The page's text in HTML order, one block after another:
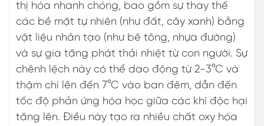
thị hóa nhanh chóng, bao gồm sự thay thế
các bề mặt tự nhiên (như đất, cây xanh) bằng
vật liệu nhân tạo (như bê tông, nhựa đường)
và sự gia tăng phát thải nhiệt từ con người. Sự
chênh lệch này có thể dao động từ 2-3°C và
thậm chí lên đến 7°C vào ban đêm, dẫn đến
tốc độ phản ứng hóa học giữa các khí độc hại
tăng lên. Điều này tạo ra nhiều chất oxy hóa